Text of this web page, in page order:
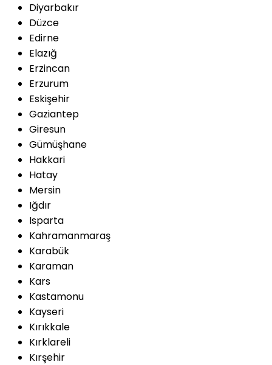
Diyarbakır
Düzce
Edirne
Elazığ
Erzincan
Erzurum
Eskişehir
Gaziantep
Giresun
Gümüşhane
Hakkari
Hatay
Mersin
Iğdır
Isparta
Kahramanmaraş
Karabük
Karaman
Kars
Kastamonu
Kayseri
Kırıkkale
Kırklareli
Kırşehir